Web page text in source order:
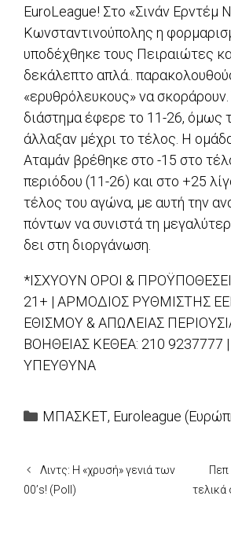
EuroLeague! Στο «Σινάν Ερντέμ
Κωνσταντινούπολης η
υποδέχθηκε τους Πειραιώτες
δεκάλεπτο απλά..
«ερυθρόλευκους» να
διάστημα έφερε το 11-26, όμως
άλλαξαν μέχρι το τέλος. Η
Αταμάν βρέθηκε στο -15 στο
περιόδου (11-26) και στο +25
τέλος του αγώνα, με αυτή την
πόντων να συνιστά τη
δει στη διοργάνωση.
*ΙΣΧΥΟΥΝ ΟΡΟΙ &
21+ | ΑΡΜΟΔΙΟΣ ΡΥΘΜΙΣΤΗΣ
ΕΘΙΣΜΟΥ & ΑΠΩΛΕΙΑΣ
ΒΟΗΘΕΙΑΣ ΚΕΘΕΑ: 210 9237777
ΥΠΕΥΘΥΝΑ
Categories
ΜΠΑΣΚΕΤ, Euroleague
Λιντς: Η «χρυσή» γενιά των
00’s! (Poll)
Πεπ